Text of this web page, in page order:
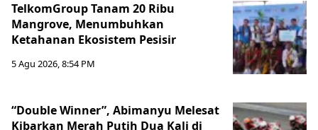
TelkomGroup Tanam 20 Ribu
Mangrove, Menumbuhkan
Ketahanan Ekosistem Pesisir
5 Agu 2026, 8:54 PM
“Double Winner”, Abimanyu Melesat
Kibarkan Merah Putih Dua Kali di